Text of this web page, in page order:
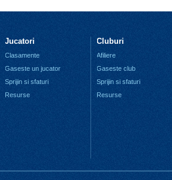
Jucatori
Clasamente
Gaseste un jucator
Sprijin si sfaturi
Resurse
Cluburi
Afiliere
Gaseste club
Sprijin si sfaturi
Resurse